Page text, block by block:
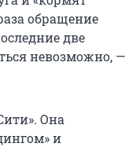
обращение
две
невозможно, —
Она
и